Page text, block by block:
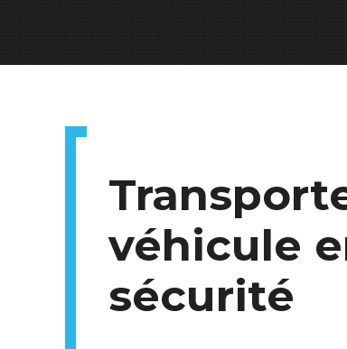
véhicule
sécurité